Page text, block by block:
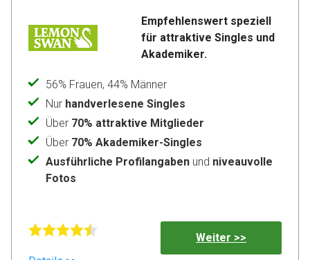
Empfehlenswert speziell
für attraktive Singles und
Akademiker.
56% Frauen, 44% Männer
Nur handverlesene Singles
Über 70% attraktive Mitglieder
Über 70% Akademiker-Singles
Ausführliche Profilangaben und niveauvolle
Fotos
Weiter >>